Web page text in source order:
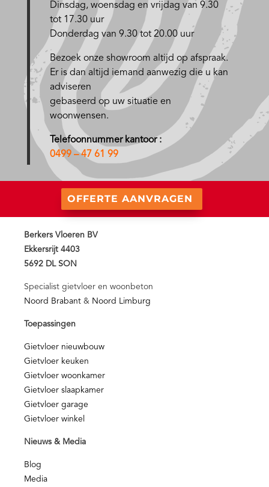
Dinsdag, woensdag en vrijdag van 9.30
tot 17.30 uur
Donderdag van 9.30 tot 20.00 uur
Bezoek onze showroom altijd op afspraak.
Er is dan altijd iemand aanwezig die u kan
adviseren
gebaseerd op uw situatie en
woonwensen.
Telefoonnummer kantoor :
0499 – 47 61 99
OFFERTE AANVRAGEN
Berkers Vloeren BV
Ekkersrijt 4403
5692 DL SON
Specialist gietvloer en woonbeton
Noord Brabant & Noord Limburg
Toepassingen
Gietvloer nieuwbouw
Gietvloer keuken
Gietvloer woonkamer
Gietvloer slaapkamer
Gietvloer garage
Gietvloer winkel
Nieuws & Media
Blog
Media